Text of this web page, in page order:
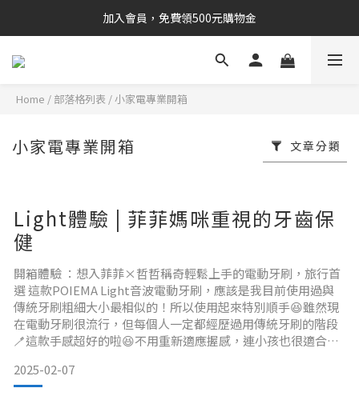
加入會員，免費領500元購物金
Home / 部落格列表 /小家電專業開箱
小家電專業開箱 文章分類
Light體驗 | 菲菲媽咪重視的牙齒保
健
開箱體驗 ：想入菲菲×哲哲稱奇輕鬆上手的電動牙刷，旅行首
選 這款POIEMA Light音波電動牙刷，應該是我目前使用過與
傳統牙刷粗細大小最相似的！所以使用起來特別順手😆雖然現
在電動牙刷很流行，但每個人一定都經歷過用傳統牙刷的階段
🪥這款手感超好的啦😆不用重新適應握感，連小孩也很適合！
No.1！ 🦷美國杜邦刷毛X刷頭面積放大50%光是刷頭大小就明
顯感覺比較大！比起以往用的電動牙刷，這款能覆蓋更多面
2025-02-07